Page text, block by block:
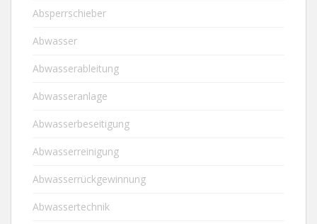
Absperrschieber
Abwasser
Abwasserableitung
Abwasseranlage
Abwasserbeseitigung
Abwasserreinigung
Abwasserrückgewinnung
Abwassertechnik